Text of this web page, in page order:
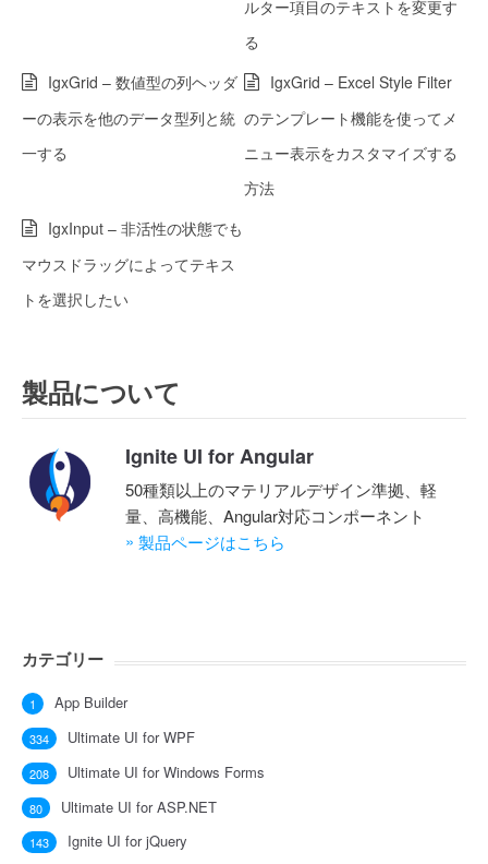
ルター項目のテキストを変更す
る
IgxGrid – 数値型の列ヘッダ
ーの表示を他のデータ型列と統
一する
IgxGrid – Excel Style Filter
のテンプレート機能を使ってメ
ニュー表示をカスタマイズする
方法
IgxInput – 非活性の状態でも
マウスドラッグによってテキス
トを選択したい
製品について
Ignite UI for Angular
50種類以上のマテリアルデザイン準拠、軽
量、高機能、Angular対応コンポーネント
» 製品ページはこちら
カテゴリー
App Builder
1
Ultimate UI for WPF
334
Ultimate UI for Windows Forms
208
Ultimate UI for ASP.NET
80
Ignite UI for jQuery
143